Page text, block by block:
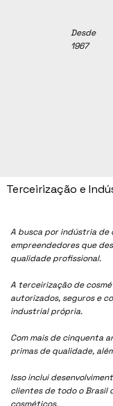
Desde
1967
A busca por indústria de
empreendedores que
qualidade profissional.
A terceirização de
autorizados, seguros e
industrial própria.
Com mais de cinquenta
primas de qualidade,
Isso inclui
clientes de todo o Brasil
Terceirização e